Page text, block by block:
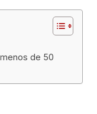
de 50